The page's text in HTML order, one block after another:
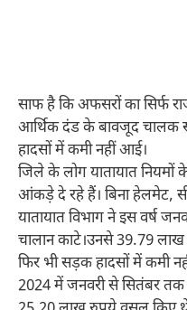
साफ है कि अफसरों का सिर्फ
आर्थिक दंड के बावजूद चालक
हादसों में कमी नहीं आई।
जिले के लोग यातायात नियमों
आंकड़े दे रहे हैं। बिना हेलमेट,
यातायात विभाग ने इस वर्ष
चालान काटे।उनसे 39.79 लाख
फिर भी सड़क हादसों में कमी
2024 में जनवरी से सितंबर तक